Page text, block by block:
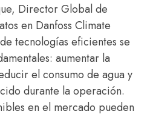
Director Global de
en Danfoss Climate
tecnologías eficientes se
aumentar la
el consumo de agua y
durante la operación.
en el mercado pueden